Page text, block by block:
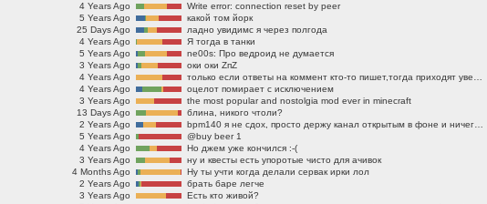
4 Years Ago
Write error: connection reset by peer
5 Years Ago
какой том йорк
25 Days Ago
ладно увидимс я через полгода
4 Years Ago
Я тогда в танки
5 Years Ago
ne00s: Про ведроид не думается
3 Years Ago
оки оки ZпZ
4 Years Ago
4 Years Ago
оцелот помирает с исключением
3 Years Ago
the most popular and nostolgia mod ever in minecraft
13 Days Ago
блина, никого чтоли?
2 Years Ago
5 Years Ago
@buy beer 1
4 Years Ago
Но джем уже кончился :-(
3 Years Ago
ну и квесты есть упоротые чисто для ачивок
4 Months Ago
Ну ты учти когда делали сервак ирки лол
2 Years Ago
брать баре легче
3 Years Ago
Есть кто живой?